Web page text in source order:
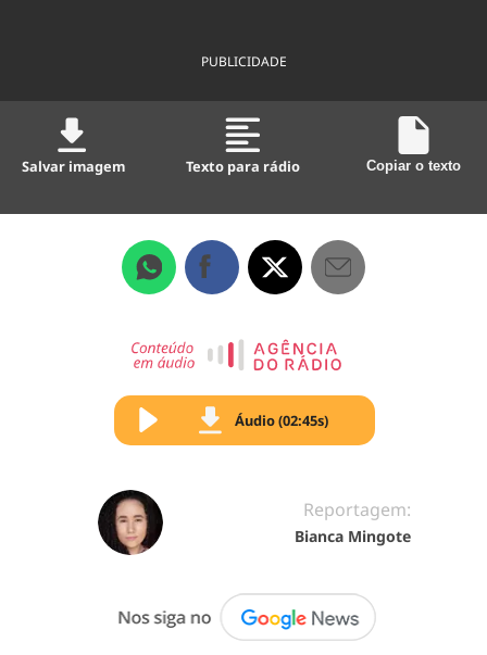
PUBLICIDADE
Salvar imagem Texto para rádio Copiar o texto
Áudio (02:45s)
Reportagem:
Bianca Mingote